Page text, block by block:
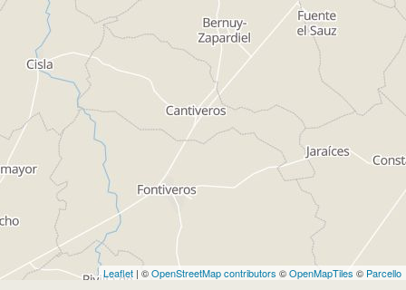
Leaflet | ©OpenStreetMap contributors ©OpenMapTiles © Parcello